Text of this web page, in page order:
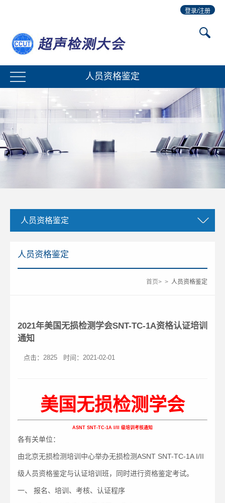
登录/注册
人员资格鉴定
人员资格鉴定
人员资格鉴定
首页> > 人员资格鉴定
2021年美国无损检测学会SNT-TC-1A资格认证培训
通知
点击： 2825 时间：2021-02-01
美国无损检测学会
ASNT SNT-TC-1A I/II 级培训考核通知
各有关单位：
由北京无损检测培训中心举办无损检测ASNT SNT-TC-1A I/II
级人员资格鉴定与认证培训班，同时进行资格鉴定考试。
一、 报名、培训、考核、认证程序